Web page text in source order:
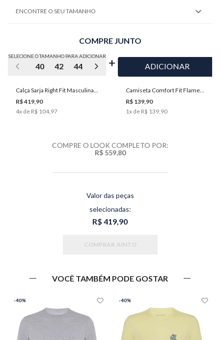
ENCONTRE O SEU TAMANHO
COMPRE JUNTO
SELECIONE O TAMANHO PARA ADICIONAR
40 42 44 46 48 52
Calça Sarja Right Fit Masculina
Individual
R$ 419,90
4x de R$ 104,97
ADICIONAR
Camiseta Comfort Fit Flame
Masculina Individual
R$ 139,90
1x de R$ 139,90
COMPRE O LOOK COMPLETO POR:
R$ 559,80
Valor das peças
selecionadas:
R$ 419,90
COMPRAR JUNTO
VOCÊ TAMBÉM PODE GOSTAR
-40% -40%